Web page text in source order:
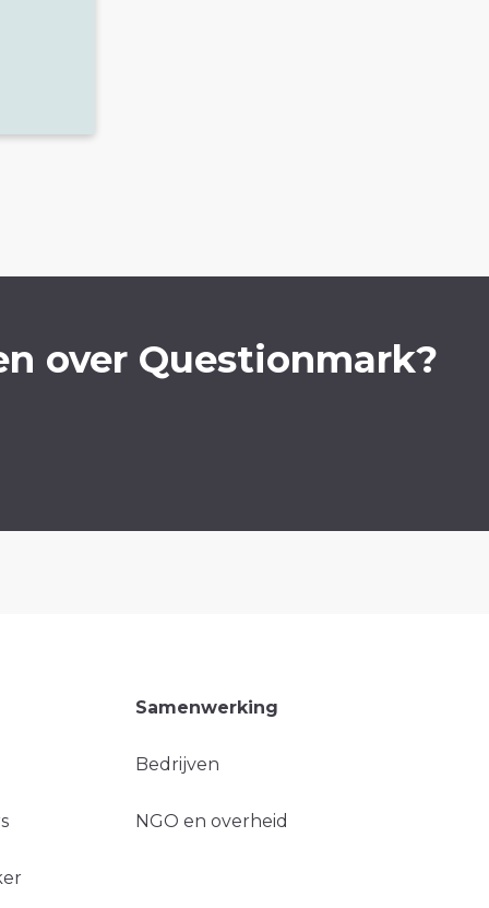
over Questionmark?
Samenwerking
Bedrijven
NGO en overheid